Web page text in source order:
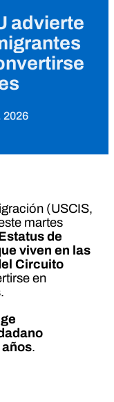
advierte
2026
(USCIS,
martes
de
viven en las
Circuito
en
.